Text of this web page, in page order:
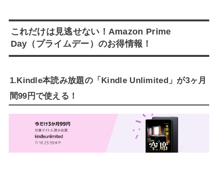
これだけは見逃せない！Amazon Prime
Day（プライムデー）のお得情報！
1.Kindle本読み放題の「Kindle Unlimited」が3ヶ月
間99円で使える！